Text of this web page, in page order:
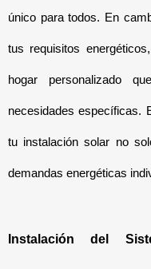
único para todos. En
tus requisitos
hogar personalizado
necesidades específicas.
tu instalación solar no
demandas energéticas
Instalación del